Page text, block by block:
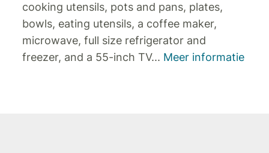
cooking utensils, pots and pans, plates,
bowls, eating utensils, a coffee maker,
microwave, full size refrigerator and
freezer, and a 55-inch TV... Meer informatie